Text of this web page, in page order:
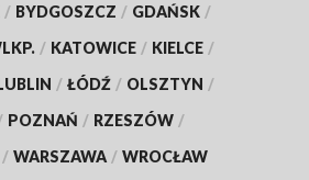
/ BYDGOSZCZ / GDAŃSK /
/ KATOWICE / KIELCE /
/ ŁÓDŹ / OLSZTYN /
POZNAŃ / RZESZÓW /
/ WARSZAWA / WROCŁAW